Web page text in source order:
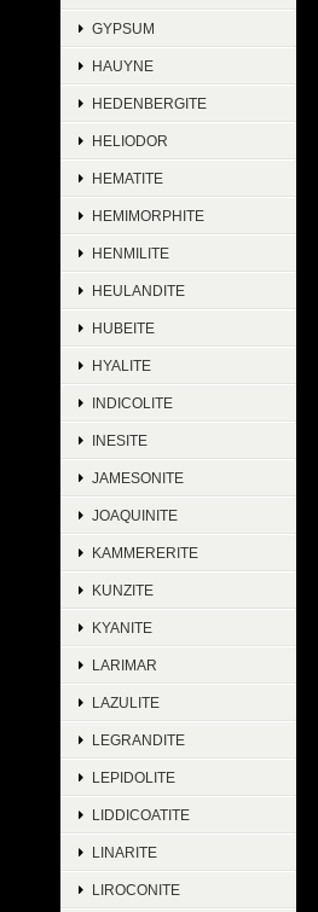
GYPSUM
HAUYNE
HEDENBERGITE
HELIODOR
HEMATITE
HEMIMORPHITE
HENMILITE
HEULANDITE
HUBEITE
HYALITE
INDICOLITE
INESITE
JAMESONITE
JOAQUINITE
KAMMERERITE
KUNZITE
KYANITE
LARIMAR
LAZULITE
LEGRANDITE
LEPIDOLITE
LIDDICOATITE
LINARITE
LIROCONITE